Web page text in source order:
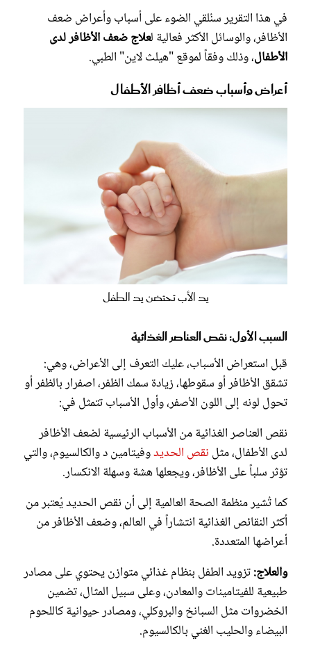
في هذا التقرير سنُلقي الضوء على أسباب وأعراض ضعف
الأظافر، والوسائل الأكثر فعالية لعلاج ضعف الأظافر لدى
الأطفال، وذلك وفقاً لموقع "هيلث لاين" الطبي.
أعراض وأسباب ضعف أظافر الأطفال
يد الأب تحتضن يد الطفل
السبب الأول: نقص العناصر الغذائية
قبل استعراض الأسباب، عليك التعرف إلى الأعراض، وهي:
تشقق الأظافر أو سقوطها، زيادة سمك الظفر، اصفرار بالظفر أو
تحول لونه إلى اللون الأصفر، وأول الأسباب تتمثل في:
نقص العناصر الغذائية من الأسباب الرئيسية لضعف الأظافر
لدى الأطفال، مثل نقص الحديدوفيتامين د والكالسيوم، والتي
تؤثر سلباً على الأظافر، ويجعلها هشة وسهلة الانكسار.
كما تُشير منظمة الصحة العالمية إلى أن نقص الحديد يُعتبر من
أكثر النقائص الغذائية انتشاراً في العالم، وضعف الأظافر من
أعراضها المتعددة.
والعلاج:تزويد الطفل بنظام غذائي متوازن يحتوي على مصادر
طبيعية للفيتامينات والمعادن، وعلى سبيل المثال، تضمين
الخضروات مثل السبانخ والبروكلي، ومصادر حيوانية كاللحوم
البيضاء والحليب الغني بالكالسيوم.